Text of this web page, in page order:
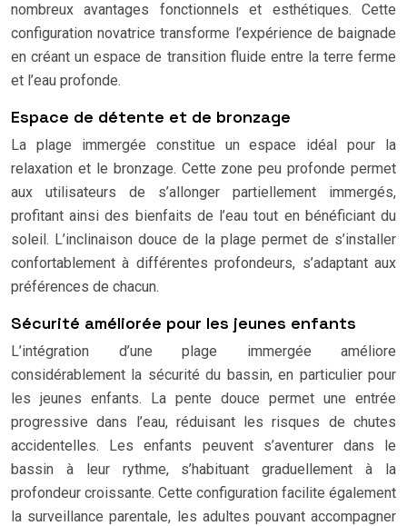
nombreux avantages fonctionnels et esthétiques. Cette
configuration novatrice transforme l’expérience de baignade
en créant un espace de transition fluide entre la terre ferme
et l’eau profonde.
Espace de détente et de bronzage
La plage immergée constitue un espace idéal pour la
relaxation et le bronzage. Cette zone peu profonde permet
aux utilisateurs de s’allonger partiellement immergés,
profitant ainsi des bienfaits de l’eau tout en bénéficiant du
soleil. L’inclinaison douce de la plage permet de s’installer
confortablement à différentes profondeurs, s’adaptant aux
préférences de chacun.
Sécurité améliorée pour les jeunes enfants
L’intégration d’une plage immergée améliore
considérablement la sécurité du bassin, en particulier pour
les jeunes enfants. La pente douce permet une entrée
progressive dans l’eau, réduisant les risques de chutes
accidentelles. Les enfants peuvent s’aventurer dans le
bassin à leur rythme, s’habituant graduellement à la
profondeur croissante. Cette configuration facilite également
la surveillance parentale, les adultes pouvant accompagner